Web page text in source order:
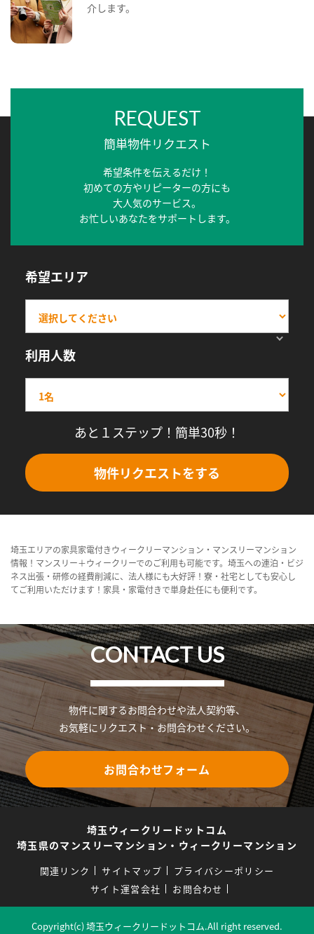
介します。
REQUEST
簡単物件リクエスト
希望条件を伝えるだけ！
初めての方やリピーターの方にも
大人気のサービス。
お忙しいあなたをサポートします。
希望エリア
利用人数
あと１ステップ！簡単30秒！
物件リクエストをする
埼玉エリアの家具家電付きウィークリーマンション・マンスリーマンション
情報！マンスリー＋ウィークリーでのご利用も可能です。埼玉への連泊・ビジ
ネス出張・研修の経費削減に、法人様にも大好評！寮・社宅としても安心し
てご利用いただけます！家具・家電付きで単身赴任にも便利です。
CONTACT US
物件に関するお問合わせや法人契約等、
お気軽にリクエスト・お問合わせください。
お問合わせフォーム
埼玉ウィークリードットコム
埼玉県のマンスリーマンション・ウィークリーマンション
関連リンク サイトマップ
プライバシーポリシー
サイト運営会社
お問合わせ
Copyright(c) 埼玉ウィークリードットコム.All right reserved.